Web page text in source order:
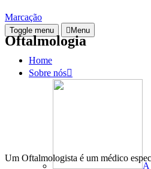
Marcação
Toggle menu Menu
Home
Sobre nós
A
Oftalmologia
Um Oftalmologista é um médico